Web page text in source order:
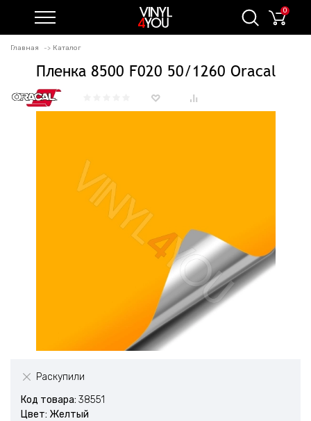
0
Главная Каталог
Пленка 8500 F020 50/1260 Oracal
Раскупили
Код товара: 38551
Цвет: Желтый